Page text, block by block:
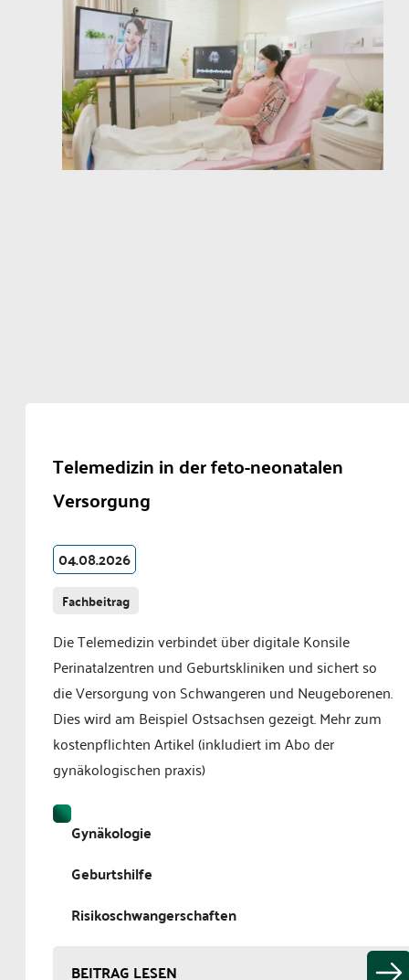
Telemedizin in der feto-neonatalen
Versorgung
04.08.2026
Fachbeitrag
Die Telemedizin verbindet über digitale Konsile
Perinatalzentren und Geburtskliniken und sichert so
die Versorgung von Schwangeren und Neugeborenen.
Dies wird am Beispiel Ostsachsen gezeigt. Mehr zum
kostenpflichten Artikel (inkludiert im Abo der
gynäkologischen praxis)
Gynäkologie
Geburtshilfe
Risikoschwangerschaften
BEITRAG LESEN